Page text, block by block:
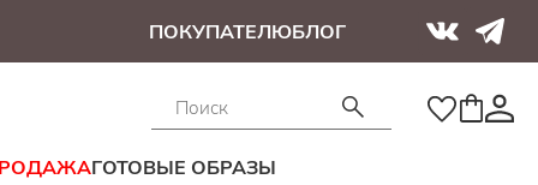
ПОКУПАТЕЛЮБЛОГ
ГОТОВЫЕ ОБРАЗЫ